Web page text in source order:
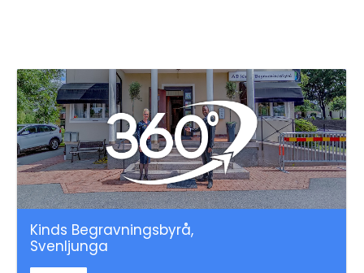
Kinds Begravningsbyrå,
Svenljunga